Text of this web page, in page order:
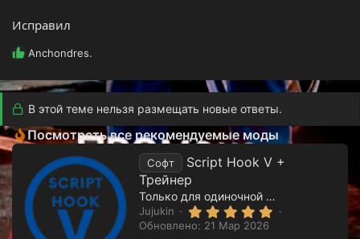
Исправил
Р
а
к
ц
и
и
Anchondres.
В этой теме нельзя размещать новые ответы.
Посмотреть все рекомендуемые моды
Софт
Script Hook V +
Трейнер
Только для одиночной версии игры
Jujukin 5
Обновлено: 21 Мар 2026